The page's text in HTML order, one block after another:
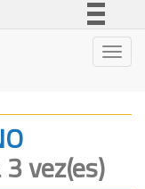
Legislação
Canais
vez(es)